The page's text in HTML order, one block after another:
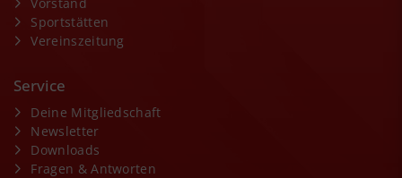
Sportstätten
Vereinszeitung
Service
Deine Mitgliedschaft
Newsletter
Downloads
Fragen & Antworten